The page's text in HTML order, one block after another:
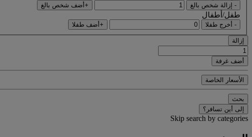
- إزالة شخص بالغ +أضف شخص بالغ
طفل/أطفال
- أخرج طفلا +أضف طفلا
إزالة
أضف غرفة
الأسعار الخاصة
بحث
إلى أين تسافر؟
Skip search by categories